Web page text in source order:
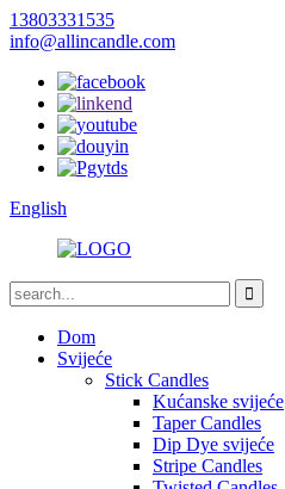
13803331535
info@allincandle.com
English
Dom
Svijeće
Stick Candles
Kućanske svijeće
Taper Candles
Dip Dye svijeće
Stripe Candles